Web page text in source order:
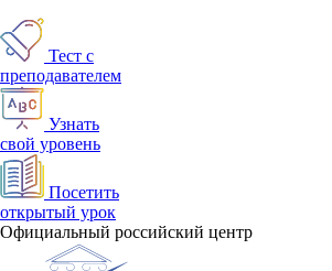
Тест с
преподавателем
Узнать
свой уровень
Посетить
открытый урок
Официальный российский центр